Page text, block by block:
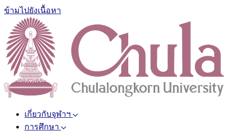
ข้ามไปยังเนื้อหา
เกี่ยวกับจุฬาฯ
การศึกษา